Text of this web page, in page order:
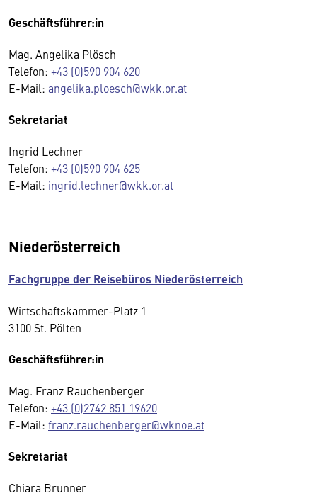
Geschäftsführer:in
Mag. Angelika Plösch
Telefon: +43 (0)590 904 620
E-Mail: angelika.ploesch@wkk.or.at
Sekretariat
Ingrid Lechner
Telefon: +43 (0)590 904 625
E-Mail: ingrid.lechner@wkk.or.at
Niederösterreich
Fachgruppe der Reisebüros Niederösterreich
Wirtschaftskammer-Platz 1
3100 St. Pölten
Geschäftsführer:in
Mag. Franz Rauchenberger
Telefon: +43 (0)2742 851 19620
E-Mail: franz.rauchenberger@wknoe.at
Sekretariat
Chiara Brunner